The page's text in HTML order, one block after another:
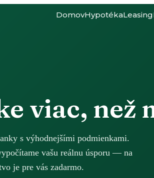
DomovHypotékaLeasing
viac, než
s výhodnejšími podmienkami.
vašu reálnu úsporu — na
je pre vás zadarmo.